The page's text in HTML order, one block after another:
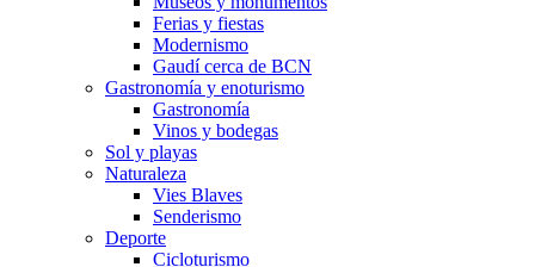
Ferias y fiestas
Modernismo
Gaudí cerca de BCN
Gastronomía y enoturismo
Gastronomía
Vinos y bodegas
Sol y playas
Naturaleza
Vies Blaves
Senderismo
Deporte
Cicloturismo